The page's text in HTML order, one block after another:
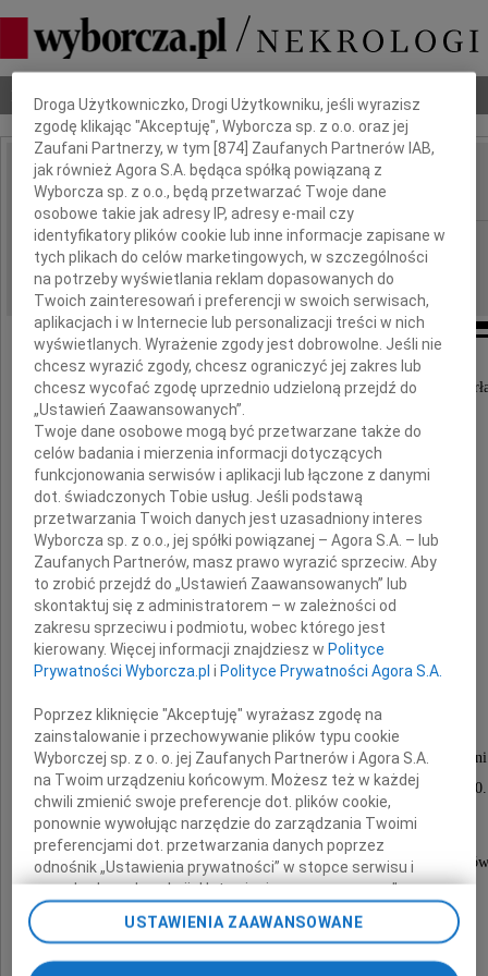
Nekrologi Odeszli Poradnik pogrzebowy
IMIĘ I NAZWISKO: Marta Ropelewska
REGION: Gdańsk
DATA EMISJI: 24.04.2012
Zawiadamiamy, że 22 kwietnia 2012 roku
po wieloletniej wyniszczającej chorobie
nasza kochana Mama i Babcia
Marta Ropelewska
żyła 86 lat
Jolanta, Natalia i Mikołaj
25 kwietnia 2012 roku o godzinie 12.30.
Pochówek na Cmentarzu Witomińskim w Gdyni
odbędzie się tego samego dnia o godzinie 13.00.
Prosimy o nieskładanie kondolencji oraz
na rzecz Hospicjum Stacjonarnego w Gdyni,
Dbamy o Twoją prywatność
Droga Użytkowniczko, Drogi Użytkowniku, jeśli wyrazisz
zgodę klikając "Akceptuję", Wyborcza sp. z o.o. oraz jej
Zaufani Partnerzy, w tym [874 ] Zaufanych Partnerów IAB,
jak również Agora S.A. będąca spółką powiązaną z
Wyborcza sp. z o.o., będą przetwarzać Twoje dane
osobowe takie jak adresy IP, adresy e-mail czy
identyfikatory plików cookie lub inne informacje zapisane w
tych plikach do celów marketingowych, w szczególności
na potrzeby wyświetlania reklam dopasowanych do
Twoich zainteresowań i preferencji w swoich serwisach,
aplikacjach i w Internecie lub personalizacji treści w nich
wyświetlanych. Wyrażenie zgody jest dobrowolne. Jeśli nie
chcesz wyrazić zgody, chcesz ograniczyć jej zakres lub
chcesz wycofać zgodę uprzednio udzieloną przejdź do
„Ustawień Zaawansowanych”.
Twoje dane osobowe mogą być przetwarzane także do
celów badania i mierzenia informacji dotyczących
funkcjonowania serwisów i aplikacji lub łączone z danymi
dot. świadczonych Tobie usług. Jeśli podstawą
przetwarzania Twoich danych jest uzasadniony interes
Wyborcza sp. z o.o., jej spółki powiązanej – Agora S.A. – lub
Zaufanych Partnerów, masz prawo wyrazić sprzeciw. Aby
to zrobić przejdź do „Ustawień Zaawansowanych” lub
skontaktuj się z administratorem – w zależności od
zakresu sprzeciwu i podmiotu, wobec którego jest
kierowany. Więcej informacji znajdziesz w Polityce
Prywatności Wyborcza.pl i Polityce Prywatności Agora S.A.
Poprzez kliknięcie "Akceptuję" wyrażasz zgodę na
zainstalowanie i przechowywanie plików typu cookie
Wyborczej sp. z o. o. jej Zaufanych Partnerów i Agora S.A.
na Twoim urządzeniu końcowym. Możesz też w każdej
chwili zmienić swoje preferencje dot. plików cookie,
ponownie wywołując narzędzie do zarządzania Twoimi
preferencjami dot. przetwarzania danych poprzez
odnośnik „Ustawienia prywatności” w stopce serwisu i
przechodząc do sekcji „Ustawienia zaawansowane”.
Zmiana ustawień plików cookie możliwa jest także za
pomocą ustawień przeglądarki.
USTAWIENIA ZAAWANSOWANE